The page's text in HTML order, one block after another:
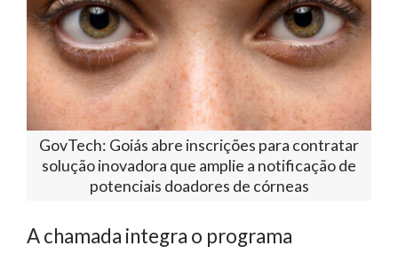
GovTech: Goiás abre inscrições para contratar
solução inovadora que amplie a notificação de
potenciais doadores de córneas
A chamada integra o programa